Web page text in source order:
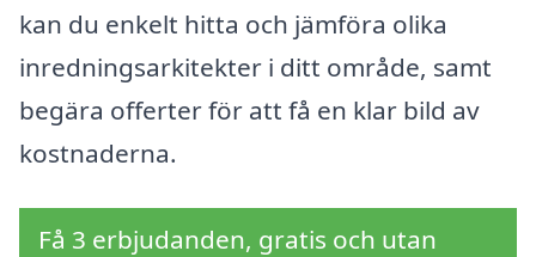
kan du enkelt hitta och jämföra olika
inredningsarkitekter i ditt område, samt
begära offerter för att få en klar bild av
kostnaderna.
Få 3 erbjudanden, gratis och utan